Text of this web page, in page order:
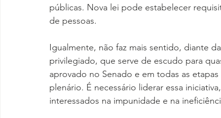
públicas. Nova lei pode estabelecer
de pessoas.
Igualmente, não faz mais sentido, diante
privilegiado, que serve de escudo para
aprovado no Senado e em todas as
plenário. É necessário liderar essa
interessados na impunidade e na